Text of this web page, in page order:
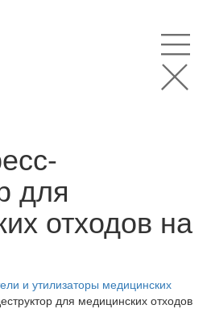
для
отходов на
и утилизаторы медицинских
для медицинских отходов